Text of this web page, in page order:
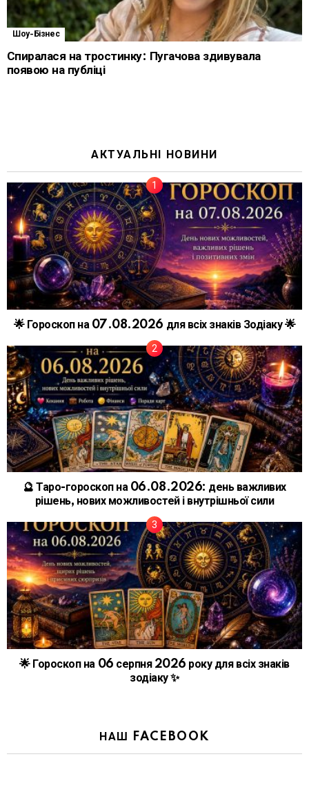
Шоу-Бізнес
Спиралася на тростинку: Пугачова здивувала
появою на публіці
АКТУАЛЬНІ НОВИНИ
🌟 Гороскоп на 07.08.2026 для всіх знаків Зодіаку 🌟
🔮 Таро-гороскоп на 06.08.2026: день важливих
рішень, нових можливостей і внутрішньої сили
🌟 Гороскоп на 06 серпня 2026 року для всіх знаків
зодіаку ✨
НАШ FACEBOOK